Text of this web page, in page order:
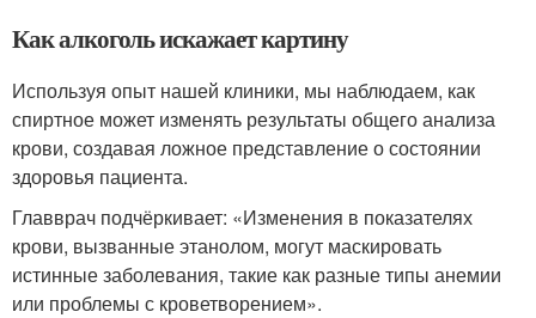
Как алкоголь искажает картину
Используя опыт нашей клиники, мы наблюдаем, как
спиртное может изменять результаты общего анализа
крови, создавая ложное представление о состоянии
здоровья пациента.
Главврач подчёркивает: «Изменения в показателях
крови, вызванные этанолом, могут маскировать
истинные заболевания, такие как разные типы анемии
или проблемы с кроветворением».